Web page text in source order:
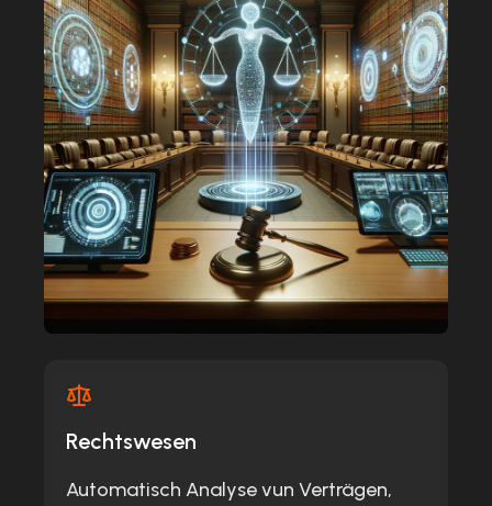
Rechtswesen
Automatisch Analyse vun Verträgen,